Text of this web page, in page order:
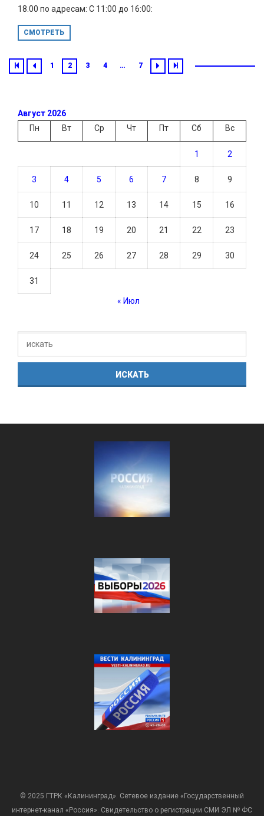
18.00 по адресам: С 11:00 до 16:00:
СМОТРЕТЬ
1 2 3 4 … 7
Август 2026
Пн
Вт Ср Чт Пт Сб Вс
1 2
3 4 5 6 7 8 9
10 11 12 13 14 15 16
17 18 19 20 21 22 23
24 25 26 27 28 29 30
31
« Июл
© 2025 ГТРК «Калининград». Сетевое издание «Государственный
интернет-канал «Россия». Свидетельство о регистрации СМИ ЭЛ № ФС